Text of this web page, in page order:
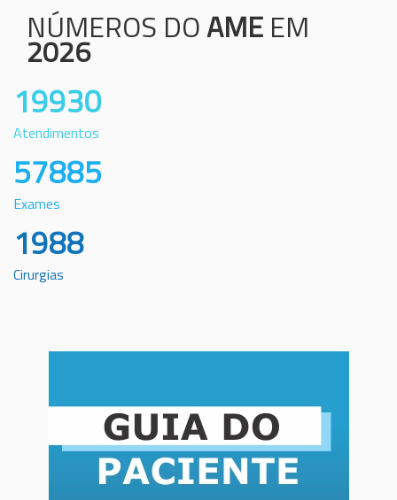
NÚMEROS DOAME EM
2026
19930
Atendimentos
57885
Exames
1988
Cirurgias